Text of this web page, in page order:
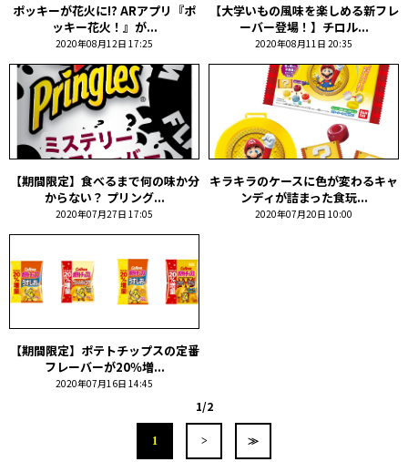
ポッキーが花火に!? ARアプリ『ポ
ッキー花火！』が...
2020年08月12日 17:25
【大学いもの風味を楽しめる新フレ
ーバー登場！】チロル...
2020年08月11日 20:35
【期間限定】食べるまで何の味か分
からない？ プリング...
2020年07月27日 17:05
キラキラのケースに色が変わるキャ
ンディが詰まった食玩...
2020年07月20日 10:00
【期間限定】ポテトチップスの定番
フレーバーが20％増...
2020年07月16日 14:45
1/2
1 > ≫